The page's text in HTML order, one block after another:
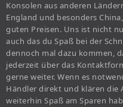
Konsolen aus anderen
England und besonders
guten Preisen. Uns ist nicht
auch das du Spaß bei der
dennoch mal dazu kommen,
jederzeit über das
gerne weiter. Wenn es
Händler direkt und klären die
weiterhin Spaß am Sparen